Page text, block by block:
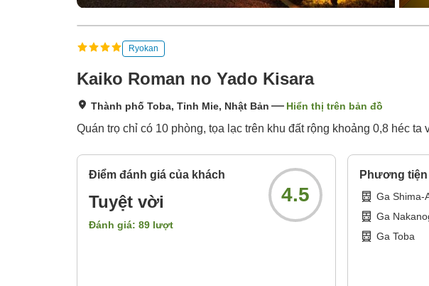
Ryokan
Kaiko Roman no Yado Kisara
Thành phố Toba, Tỉnh Mie, Nhật Bản Hiển thị trên bản đồ
Quán trọ chỉ có 10 phòng, tọa lạc trên khu đất rộng khoảng 0,8 héc
Điểm đánh giá của khách
Tuyệt vời
Đánh giá: 89 lượt
4.5
Phương
Ga Shima-
Ga
Ga Toba